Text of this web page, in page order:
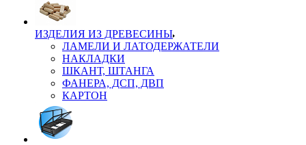
ИЗДЕЛИЯ ИЗ ДРЕВЕСИНЫ
ЛАМЕЛИ И ЛАТОДЕРЖАТЕЛИ
НАКЛАДКИ
ШКАНТ, ШТАНГА
ФАНЕРА, ДСП, ДВП
КАРТОН